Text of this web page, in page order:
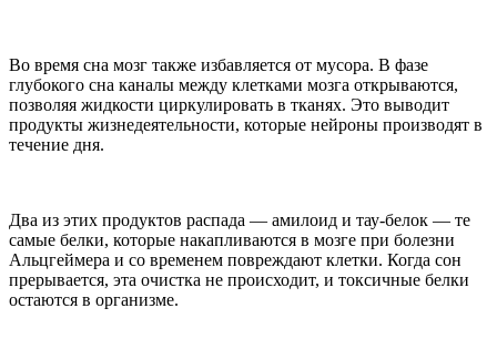
Во время сна мозг также избавляется от мусора. В фазе
глубокого сна каналы между клетками мозга открываются,
позволяя жидкости циркулировать в тканях. Это выводит
продукты жизнедеятельности, которые нейроны производят в
течение дня.
Два из этих продуктов распада — амилоид и тау-белок — те
самые белки, которые накапливаются в мозге при болезни
Альцгеймера и со временем повреждают клетки. Когда сон
прерывается, эта очистка не происходит, и токсичные белки
остаются в организме.